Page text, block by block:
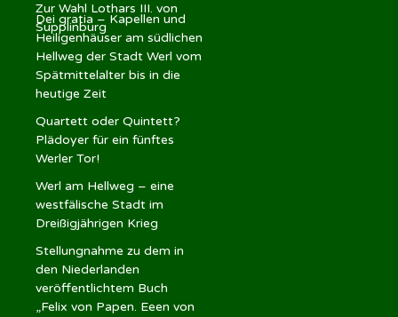
Zur Wahl Lothars III. von
Supplinburg
Dei gratia – Kapellen und
Heiligenhäuser am südlichen
Hellweg der Stadt Werl vom
Spätmittelalter bis in die
heutige Zeit
Quartett oder Quintett?
Plädoyer für ein fünftes
Werler Tor!
Werl am Hellweg – eine
westfälische Stadt im
Dreißigjährigen Krieg
Stellungnahme zu dem in
den Niederlanden
veröffentlichtem Buch
„Felix von Papen. Eeen von